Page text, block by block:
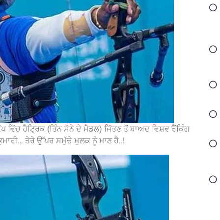
ਵਿੱਚ ਹੈਟ੍ਰਿਕ (ਤਿੰਨ ਸੋਨੇ ਦੇ ਮੈਡਲ) ਜਿੱਤਣ ਤੋਂ ਬਾਅਦ ਵਿਸ਼ਵ ਰੈਂਕਿੰਗ
ਕੁਮਾਰੀ… ਤੇਰੇ ਉੱਪਰ ਸਮੁੱਚੇ ਮੁਲਕ ਨੂੰ ਮਾਣ ਹੈ..!